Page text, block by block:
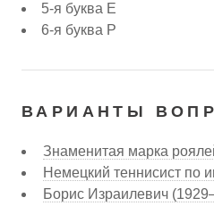
5-я буква Е
6-я буква Р
ВАРИАНТЫ
Знаменитая марка
Немецкий теннисист по
Борис Израилевич